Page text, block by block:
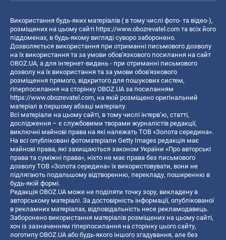
Використання будь-яких матеріалів ( в тому числі фото- та відео-),
розміщених на цьому сайті https://www.obozrevatel.com та всіх його
піддоменах, в будь-якому вигляді суворо заборонено.
Дозволяється використання при отриманні письмового дозволу
на їх використання та за умови обов'язкового посилання на сайт
OBOZ.UA, а для інтернет-видань - при отриманні письмового
дозволу на їх використання та за умови обов'язкового
розміщення прямого, відкритого для пошукових систем,
гіперпосилання на сторінку OBOZ.UA за посиланням
https://www.obozrevatel.com, на якій розміщено оригінальний
матеріал в першому абзаці матеріалу.
Всі матеріали на цьому сайті, в тому числі інтерв’ю, статті,
дослідження – є службовими творами журналістів редакції,
виключні майнові права на які належать ТОВ «Золота середина».
На всі опубліковані фотоматеріали Getty Images редакція має
майнові права, які захищаються законом України «Про авторські
права та суміжні права», ніхто не має права без письмового
дозволу ТОВ «Золота середина» їх використовувати, вони не
підлягають подальшому відтворенню, перекладу, поширенню в
будь-якій формі.
Редакція OBOZ.UA може не поділяти точку зору, викладену в
авторському матеріалі. За достовірність інформації, опублікованої
в рекламних матеріалах, відповідальність несе рекламодавець.
Заборонено використання матеріалів розміщених на цьому сайті,
хоч із зазначенням гіперпосилання на сторінку цього сайту,
логотипу OBOZ.UA або будь-якого іншого згадування, але без